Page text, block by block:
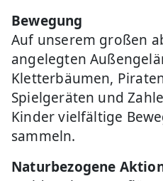
Bewegung
Auf unserem großen
angelegten
Kletterbäumen,
Spielgeräten und
Kinder vielfältige
sammeln.
Naturbezogene